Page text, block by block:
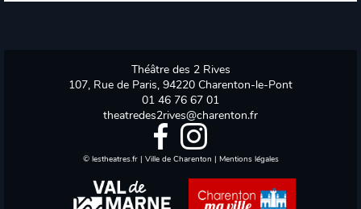
Théâtre des 2 Rives
107, Rue de Paris, 94220 Charenton-le-Pont
01 46 76 67 01
theatredes2rives@charenton.fr
© lestheatres.fr| Ville de Charenton | Mentions légales